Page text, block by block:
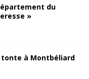
du
»
tonte à Montbéliard